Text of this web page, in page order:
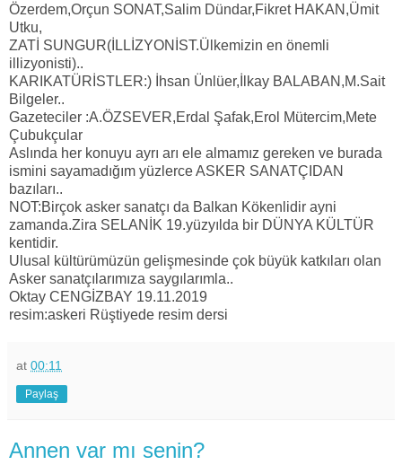
Özerdem,Orçun SONAT,Salim Dündar,Fikret HAKAN,Ümit
Utku,
ZATİ SUNGUR(İLLİZYONİST.Ülkemizin en önemli
illizyonisti)..
KARIKATÜRİSTLER:) İhsan Ünlüer,İlkay BALABAN,M.Sait
Bilgeler..
Gazeteciler :A.ÖZSEVER,Erdal Şafak,Erol Mütercim,Mete
Çubukçular
Aslında her konuyu ayrı arı ele almamız gereken ve burada
ismini sayamadığım yüzlerce ASKER SANATÇIDAN
bazıları..
NOT:Birçok asker sanatçı da Balkan Kökenlidir ayni
zamanda.Zira SELANİK 19.yüzyılda bir DÜNYA KÜLTÜR
kentidir.
Ulusal kültürümüzün gelişmesinde çok büyük katkıları olan
Asker sanatçılarımıza saygılarımla..
Oktay CENGİZBAY 19.11.2019
resim:askeri Rüştiyede resim dersi
at 00:11
Paylaş
Annen var mı senin?